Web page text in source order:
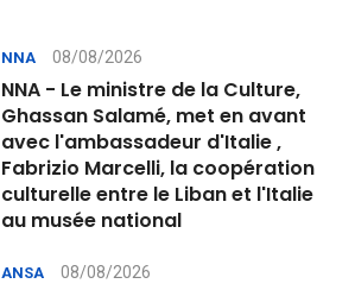
NNA 08/08/2026
NNA - Le ministre de la Culture,
Ghassan Salamé, met en avant
avec l'ambassadeur d'Italie ,
Fabrizio Marcelli, la coopération
culturelle entre le Liban et l'Italie
au musée national
ANSA 08/08/2026